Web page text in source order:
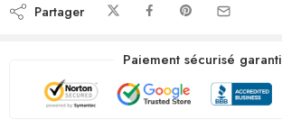
Partager
Paiement sécurisé garanti